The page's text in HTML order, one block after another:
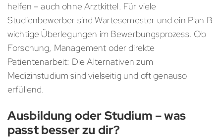
helfen – auch ohne Arztkittel. Für viele
Studienbewerber sind Wartesemester und ein Plan B
wichtige Überlegungen im Bewerbungsprozess. Ob
Forschung, Management oder direkte
Patientenarbeit: Die Alternativen zum
Medizinstudium sind vielseitig und oft genauso
erfüllend.
Ausbildung oder Studium – was
passt besser zu dir?